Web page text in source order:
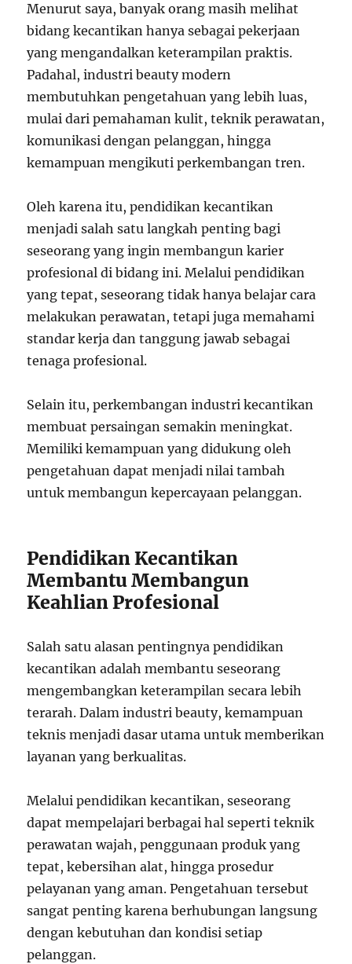
Menurut saya, banyak orang masih melihat
bidang kecantikan hanya sebagai pekerjaan
yang mengandalkan keterampilan praktis.
Padahal, industri beauty modern
membutuhkan pengetahuan yang lebih luas,
mulai dari pemahaman kulit, teknik perawatan,
komunikasi dengan pelanggan, hingga
kemampuan mengikuti perkembangan tren.
Oleh karena itu, pendidikan kecantikan
menjadi salah satu langkah penting bagi
seseorang yang ingin membangun karier
profesional di bidang ini. Melalui pendidikan
yang tepat, seseorang tidak hanya belajar cara
melakukan perawatan, tetapi juga memahami
standar kerja dan tanggung jawab sebagai
tenaga profesional.
Selain itu, perkembangan industri kecantikan
membuat persaingan semakin meningkat.
Memiliki kemampuan yang didukung oleh
pengetahuan dapat menjadi nilai tambah
untuk membangun kepercayaan pelanggan.
Pendidikan Kecantikan
Membantu Membangun
Keahlian Profesional
Salah satu alasan pentingnya pendidikan
kecantikan adalah membantu seseorang
mengembangkan keterampilan secara lebih
terarah. Dalam industri beauty, kemampuan
teknis menjadi dasar utama untuk memberikan
layanan yang berkualitas.
Melalui pendidikan kecantikan, seseorang
dapat mempelajari berbagai hal seperti teknik
perawatan wajah, penggunaan produk yang
tepat, kebersihan alat, hingga prosedur
pelayanan yang aman. Pengetahuan tersebut
sangat penting karena berhubungan langsung
dengan kebutuhan dan kondisi setiap
pelanggan.